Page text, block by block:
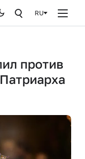
RU
против